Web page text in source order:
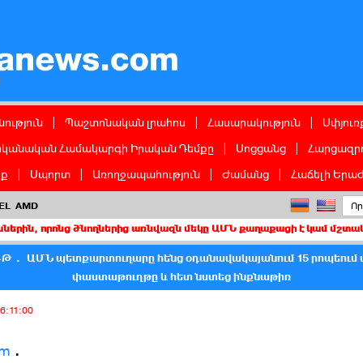
Պաշտոնական լրահոս Հասարակություն
Համակարգի Իրական Դեմքը Սոցցանց
Սպորտ Առողջապահություն Ժամանց Հաճելի
AMD
ծնողներից առնվազն մեկը ԱՄՆ քաղաքացի է կամ մշտական բնակիչ
ԱՄՆ պետքարտուղարը հենց օդանավակայանում 15 րոպեում
փաստաթուղթը և հետ նստեց ինքնաթիռ
.